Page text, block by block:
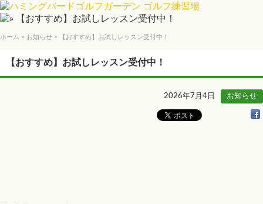
ホーム > お知らせ > 【おすすめ】お試しレッスン受付中！
【おすすめ】お試しレッスン受付中！
2026年7月4日 お知らせ